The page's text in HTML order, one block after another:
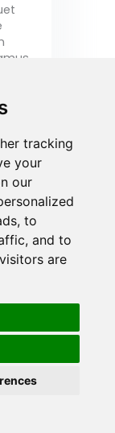
tracking
your
our
to
and to
are